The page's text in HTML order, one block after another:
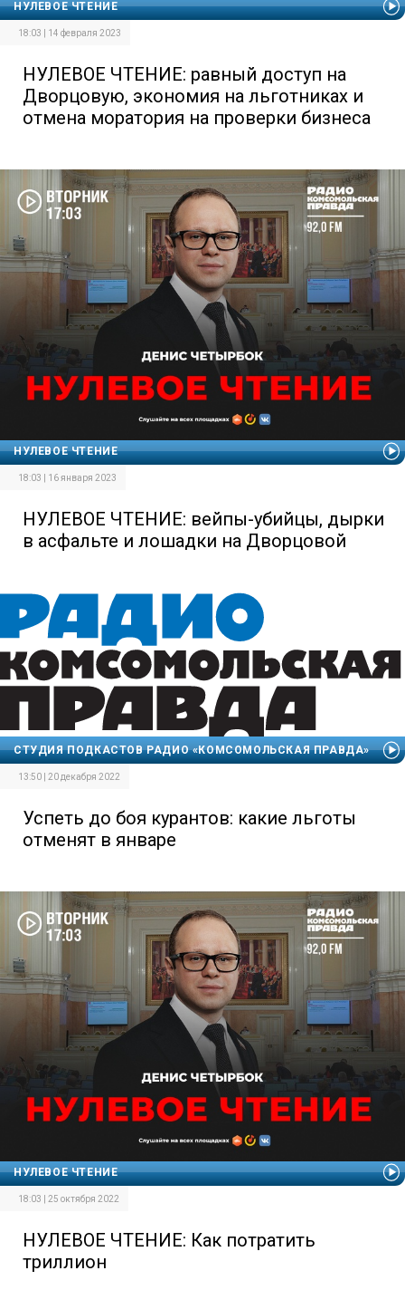
НУЛЕВОЕ ЧТЕНИЕ
18:03 | 14 февраля 2023
НУЛЕВОЕ ЧТЕНИЕ: равный доступ на
Дворцовую, экономия на льготниках и
отмена моратория на проверки бизнеса
НУЛЕВОЕ ЧТЕНИЕ
18:03 | 16 января 2023
НУЛЕВОЕ ЧТЕНИЕ: вейпы-убийцы, дырки
в асфальте и лошадки на Дворцовой
СТУДИЯ ПОДКАСТОВ РАДИО «КОМСОМОЛЬСКАЯ ПРАВДА»
13:50 | 20 декабря 2022
Успеть до боя курантов: какие льготы
отменят в январе
НУЛЕВОЕ ЧТЕНИЕ
18:03 | 25 октября 2022
НУЛЕВОЕ ЧТЕНИЕ: Как потратить
триллион